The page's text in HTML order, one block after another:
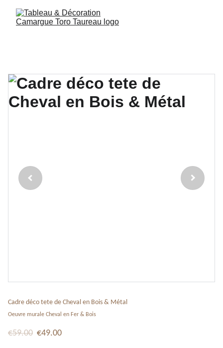
Cadre déco tete de Cheval en Bois & Métal
Oeuvre murale Cheval en Fer & Bois
€59.00 €49.00